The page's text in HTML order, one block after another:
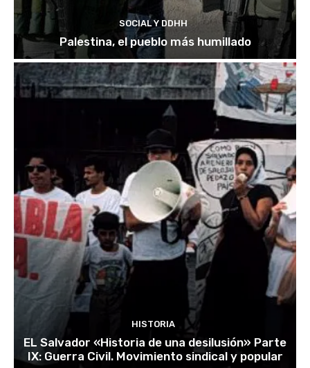
SOCIAL Y DDHH
Palestina, el pueblo más humillado
HISTORIA
EL Salvador «Historia de una desilusión» Parte
IX: Guerra Civil. Movimiento sindical y popular